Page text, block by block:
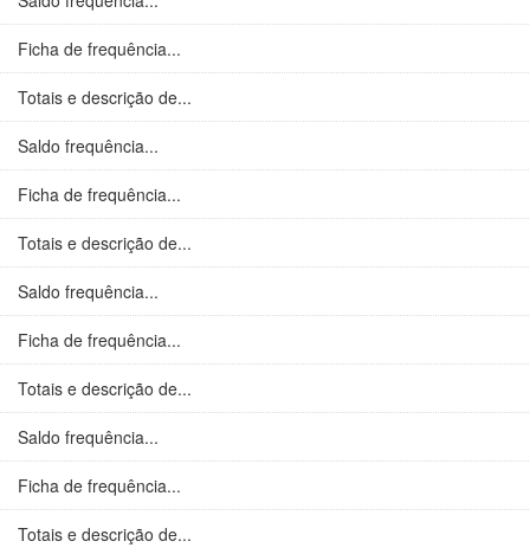
Ficha de frequência...
Totais e descrição de...
Saldo frequência...
Ficha de frequência...
Totais e descrição de...
Saldo frequência...
Ficha de frequência...
Totais e descrição de...
Saldo frequência...
Ficha de frequência...
Totais e descrição de...